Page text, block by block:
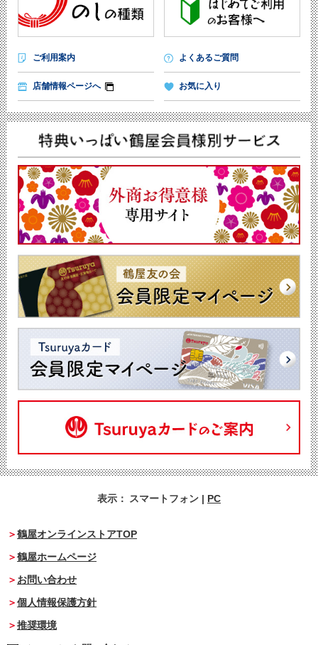
ご利用案内 よくあるご質問
店舗情報ページへ お気に入り
表示： スマートフォン | PC
鶴屋オンラインストアTOP
鶴屋ホームページ
お問い合わせ
個人情報保護方針
推奨環境